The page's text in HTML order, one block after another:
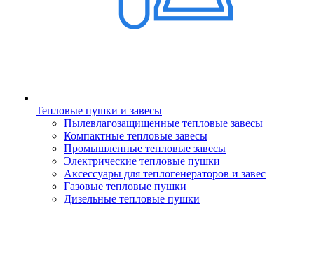
Тепловые пушки и завесы
Пылевлагозащищенные тепловые завесы
Компактные тепловые завесы
Промышленные тепловые завесы
Электрические тепловые пушки
Аксессуары для теплогенераторов и завес
Газовые тепловые пушки
Дизельные тепловые пушки